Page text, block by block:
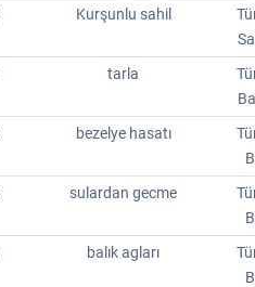
Kurşunlu sahil
tarla
bezelye hasatı
sulardan gecme
balık agları